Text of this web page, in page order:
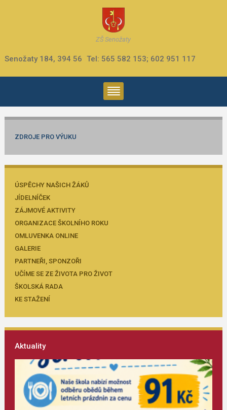
ZŠ Senožaty
Senožaty 184, 394 56 Tel: 565 582 153; 602 951 117
ZDROJE PRO VÝUKU
ÚSPĚCHY NAŠICH ŽÁKŮ
JÍDELNÍČEK
ZÁJMOVÉ AKTIVITY
ORGANIZACE ŠKOLNÍHO ROKU
OMLUVENKA ONLINE
GALERIE
PARTNEŘI, SPONZOŘI
UČÍME SE ZE ŽIVOTA PRO ŽIVOT
ŠKOLSKÁ RADA
KE STAŽENÍ
Aktuality